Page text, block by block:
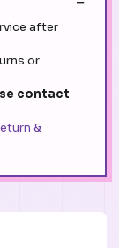
after
or
contact
&